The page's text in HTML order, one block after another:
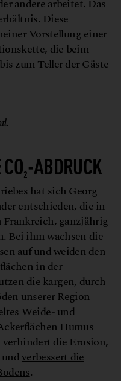
andere arbeitet. Das
Diese
Vorstellung einer
die beim
zum Teller der Gäste
CO₂-ABDRUCK
hat sich Georg
entschieden, die in
ganzjährig
Bei ihm wachsen die
auf und weiden den
in der
die kargen, durch
unserer Region
Weide- und
Humus
die Erosion,
verbessert die
.